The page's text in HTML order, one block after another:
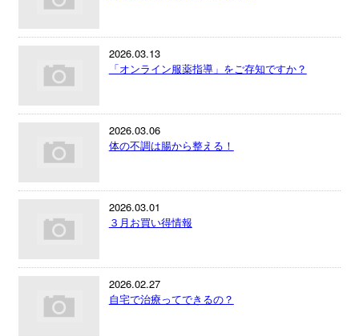
2026.03.13
「オンライン服薬指導」をご存知ですか？
2026.03.06
体の不調は腸から整える！
2026.03.01
３月お買い得情報
2026.02.27
自宅で治療ってできるの？